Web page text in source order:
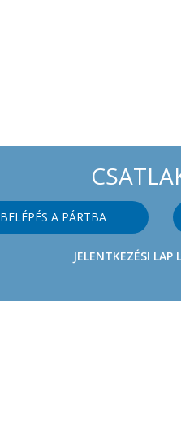
BELÉPÉS A PÁRTBA
JELENTKEZÉSI LAP